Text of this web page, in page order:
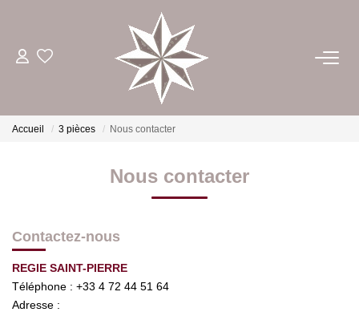
ACHETER
ESTIMER
LOUER
NOTRE AGENCE
Accueil 3 pièces Nous contacter
Nous contacter
Contactez-nous
REGIE SAINT-PIERRE
Téléphone : +33 4 72 44 51 64
Adresse :